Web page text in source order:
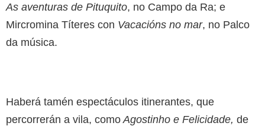
As aventuras de Pituquito, no Campo da Ra; e
Mircromina Títeres con Vacacións no mar, no Palco
da música.
Haberá tamén espectáculos itinerantes, que
percorrerán a vila, como Agostinho e Felicidade, de